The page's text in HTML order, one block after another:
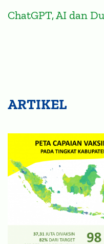
ChatGPT, AI dan
ARTIKEL